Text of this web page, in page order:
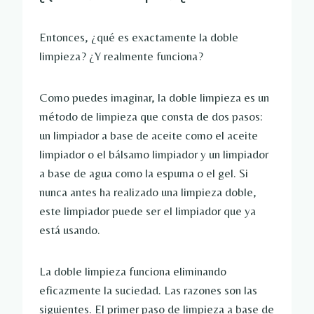
Entonces, ¿qué es exactamente la doble
limpieza? ¿Y realmente funciona?
Como puedes imaginar, la doble limpieza es un
método de limpieza que consta de dos pasos:
un limpiador a base de aceite como el aceite
limpiador o el bálsamo limpiador y un limpiador
a base de agua como la espuma o el gel. Si
nunca antes ha realizado una limpieza doble,
este limpiador puede ser el limpiador que ya
está usando.
La doble limpieza funciona eliminando
eficazmente la suciedad. Las razones son las
siguientes. El primer paso de limpieza a base de